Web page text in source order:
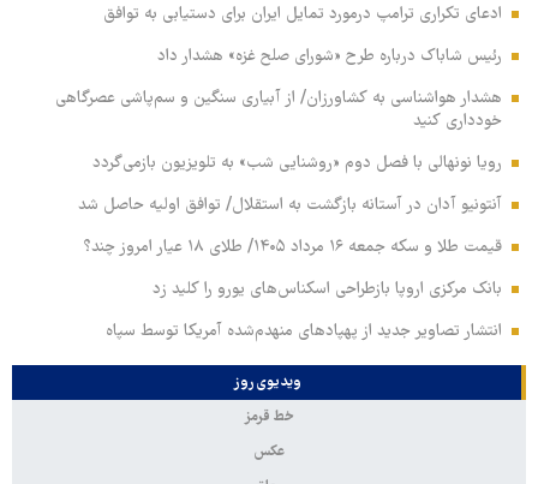
ادعای تکراری ترامپ درمورد تمایل ایران برای دستیابی به توافق
رئیس شاباک درباره طرح «شورای صلح غزه» هشدار داد
هشدار هواشناسی به کشاورزان/ از آبیاری سنگین و سم‌پاشی عصرگاهی
خودداری کنید
رویا نونهالی با فصل دوم «روشنایی شب» به تلویزیون بازمی‌گردد
آنتونیو آدان در آستانه بازگشت به استقلال/ توافق اولیه حاصل شد
قیمت طلا و سکه جمعه ۱۶ مرداد ۱۴۰۵/ طلای ۱۸ عیار امروز چند؟
بانک مرکزی اروپا بازطراحی اسکناس‌های یورو را کلید زد
انتشار تصاویر جدید از پهپادهای منهدم‌شده آمریکا توسط سپاه
ویدیوی روز
خط قرمز
عکس